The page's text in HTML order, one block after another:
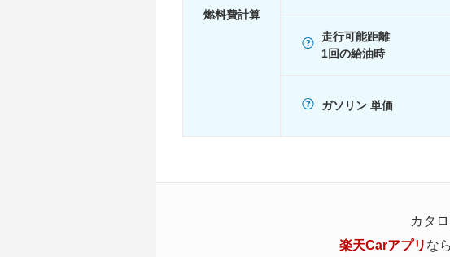
燃料費計算
走行可能距離
1回の給油時
ガソリン 単価
カタ
楽天Carアプリ な